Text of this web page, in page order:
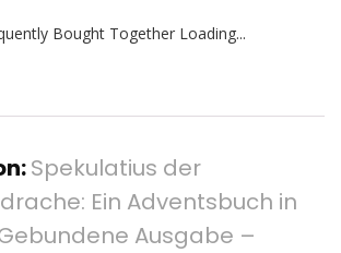
Bought Together Loading...
Spekulatius der
Ein Adventsbuch in
Ausgabe –